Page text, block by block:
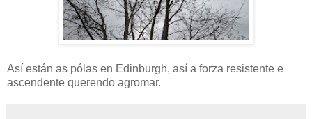
Así están as pólas en Edinburgh, así a forza resistente e
ascendente querendo agromar.